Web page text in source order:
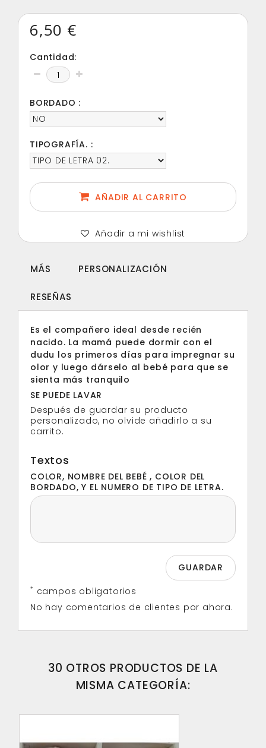
6,50 €
Cantidad:
BORDADO :
TIPOGRAFÍA. :
AÑADIR AL CARRITO
Añadir a mi wishlist
MÁS PERSONALIZACIÓN
RESEÑAS
Es el compañero ideal desde recién
nacido. La mamá puede dormir con el
dudu los primeros días para impregnar su
olor y luego dárselo al bebé para que se
sienta más tranquilo
SE PUEDE LAVAR
Después de guardar su producto
personalizado, no olvide añadirlo a su
carrito.
Textos
COLOR, NOMBRE DEL BEBÉ , COLOR DEL
BORDADO, Y EL NUMERO DE TIPO DE LETRA.
* campos obligatorios
No hay comentarios de clientes por ahora.
30 OTROS PRODUCTOS DE LA
MISMA CATEGORÍA: